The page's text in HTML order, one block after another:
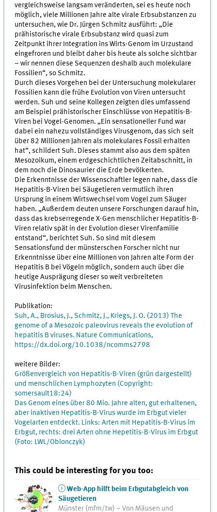
vergleichsweise langsam veränderten, sei es heute noch
möglich, viele Millionen Jahre alte virale Erbsubstanzen zu
untersuchen, wie Dr. Jürgen Schmitz ausführt: „Die
prähistorische virale Erbsubstanz wird quasi zum
Zeitpunkt ihrer Integration ins Wirts-Genom im Urzustand
eingefroren und bleibt daher bis heute als solche sichtbar
– wir nennen diese Sequenzen deshalb auch molekulare
Fossilien“, so Schmitz.
Durch dieses Vorgehen bei der Untersuchung molekularer
Fossilien kann die frühe Evolution von Viren untersucht
werden. Suh und seine Kollegen zeigten dies umfassend
am Beispiel prähistorischer Einschlüsse von Hepatitis-B-
Viren bei Vogel-Genomen. „Ein sensationeller Fund war
dabei ein nahezu vollständiges Virusgenom, das sich seit
über 82 Millionen Jahren als molekulares Fossil erhalten
hat“, schildert Suh. Dieses stammt also aus dem späten
Mesozoikum, einem erdgeschichtlichen Zeitabschnitt, in
dem noch die Dinosaurier die Erde bevölkerten.
Die Erkenntnisse der Wissenschaftler legen nahe, dass die
Hepatitis-B-Viren bei Säugetieren vermutlich ihren
Ursprung in einem Wirtswechsel vom Vogel zum Säuger
haben. „Außerdem deuten unsere Forschungen darauf hin,
dass das krebserregende X-Gen menschlicher Hepatitis-B-
Viren relativ spät in der Evolution dieser Virenfamilie
entstand“, berichtet Suh. So sind mit diesem
Sensationsfund der münsterschen Forscher nicht nur
Erkenntnisse über eine Millionen von Jahren alte Form der
Hepatitis B bei Vögeln möglich, sondern auch über die
heutige Ausprägung dieser so weit verbreiteten
Virusinfektion beim Menschen.
Publikation:
Suh, A., Brosius, J., Schmitz, J., Kriegs, J. O. (2013) The
genome of a Mesozoic paleovirus reveals the evolution of
hepatitis B viruses. Nature Communications,
https://dx.doi.org/10.1038/ncomms2798
weitere Bilder:
Größenvergleich von Hepatitis-B-Viren (grün dargestellt)
und menschlichen Lymphozyten (Copyright:
somersault18:24)
Das Genom eines über 80 Mio. Jahre alten, gut erhaltenen,
aber inaktiven Hepatitis-B-Virus wurde im Erbgut vieler
Vogelarten entdeckt. Links: Arten mit Hepatitis-B-Virus im
Erbgut, rechts: drei Arten ohne Hepetitis-B-Virus im Erbgut
(Foto: LWL/Oblonczyk)
This could be interesting for you too:
Web-App hilft beim Erbgutabgleich von
Säugetieren
Münster (mfm/tw) – Von Mäusen und